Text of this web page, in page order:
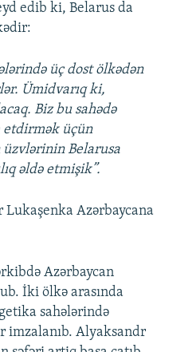
edib ki, Belarus da
üç dost ölkədən
Ümidvarıq ki,
Biz bu sahədə
etdirmək üçün
Belarusa
əldə etmişik”.
Azərbaycana
Azərbaycan
İki ölkə arasında
sahələrində
imzalanıb. Alyaksandr